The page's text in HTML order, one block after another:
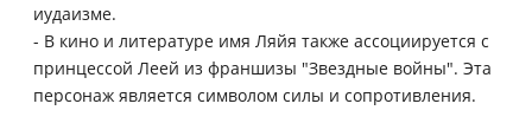
иудаизме.
- В кино и литературе имя Ляйя также ассоциируется с
принцессой Леей из франшизы "Звездные войны". Эта
персонаж является символом силы и сопротивления.